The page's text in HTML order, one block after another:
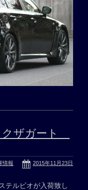
ザガート
2015年11月23日
情報
ルビオが入荷致し